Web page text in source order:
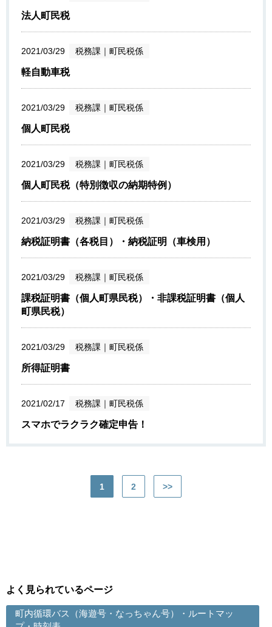
法人町民税
2021/03/29 税務課 ｜ 町民税係
軽自動車税
2021/03/29 税務課 ｜ 町民税係
個人町民税
2021/03/29 税務課 ｜ 町民税係
個人町民税（特別徴収の納期特例）
2021/03/29 税務課 ｜ 町民税係
納税証明書（各税目）・納税証明（車検用）
2021/03/29 税務課 ｜ 町民税係
課税証明書（個人町県民税）・非課税証明書（個人
町県民税）
2021/03/29 税務課 ｜ 町民税係
所得証明書
2021/02/17 税務課 ｜ 町民税係
スマホでラクラク確定申告！
1 2 >>
よく見られているページ
町内循環バス（海遊号・なっちゃん号）・ルートマッ